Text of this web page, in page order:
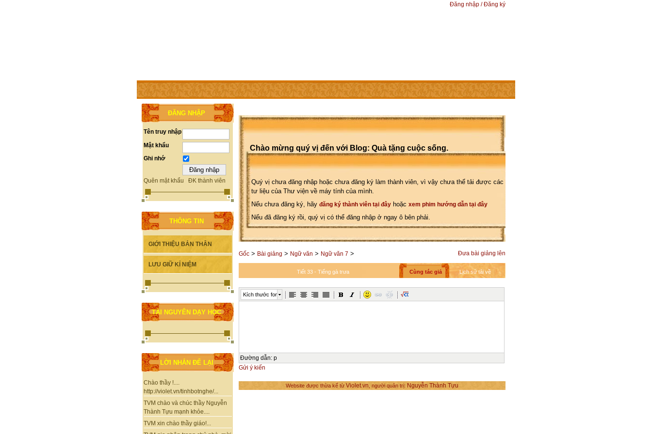
Đăng nhập / Đăng ký
TRANG CHỦ THÀNH VIÊN TRỢ GIÚP WEBSITE CỦA CÁC THÀNH VIÊN
ĐĂNG NHẬP
Tên truy nhập
Mật khẩu
Ghi nhớ
Quên mật khẩu ĐK thành viên
THÔNG TIN
GIỚI THIỆU BẢN THÂN
LƯU GIỮ KỈ NIỆM
TÀI NGUYÊN DẠY HỌC
LỜI NHẮN ĐỂ LẠI
Chào thầy !....
http://violet.vn/tinhbotnghe/...
TVM chào và chúc thầy Nguyễn
Thành Tựu mạnh khỏe....
TVM xin chào thầy giáo!...
Chào mừng quý vị đến với Blog: Quà tặng cuộc sống.
Quý vị chưa đăng nhập hoặc chưa đăng ký làm thành viên, vì vậy chưa thể tải được các
tư liệu của Thư viện về máy tính của mình.
Nếu chưa đăng ký, hãy đăng ký thành viên tại đây hoặc xem phim hướng dẫn tại đây
Nếu đã đăng ký rồi, quý vị có thể đăng nhập ở ngay ô bên phải.
Đưa bài giảng lên
Gốc > Bài giảng > Ngữ văn > Ngữ văn 7 >
Tiết 33 - Tiếng gà trưa Cùng tác giả Lịch sử tải về
Kích thước font
Đường dẫn: p
Gửi ý kiến
Website được thừa kế từ Violet.vn , người quản trị: Nguyễn Thành Tựu